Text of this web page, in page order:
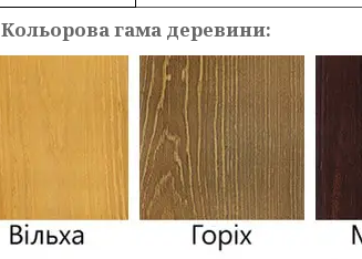
Кольорова гама деревини: